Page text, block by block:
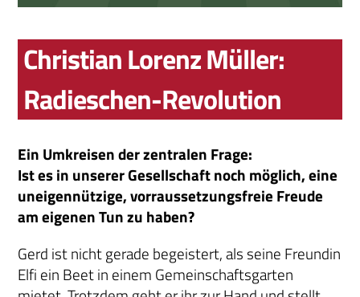
Christian Lorenz Müller:
Radieschen-Revolution
Ein Umkreisen der zentralen Frage:
Ist es in unserer Gesellschaft noch möglich, eine
uneigennützige, vorraussetzungsfreie Freude
am eigenen Tun zu haben?
Gerd ist nicht gerade begeistert, als seine Freundin
Elfi ein Beet in einem Gemeinschaftsgarten